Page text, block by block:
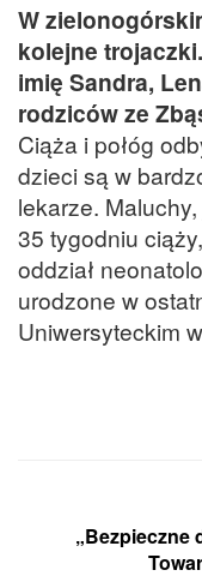
W
kolejne
imię Sandra,
rodziców ze
Ciąża i połóg
dzieci są w
lekarze.
35 tygodniu
oddział
urodzone w
Uniwersyteckim
„Bezpieczne